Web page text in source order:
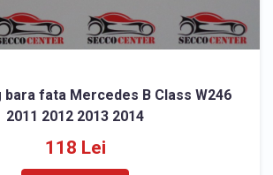
bara fata Mercedes B Class W246
2011 2012 2013 2014
118 Lei